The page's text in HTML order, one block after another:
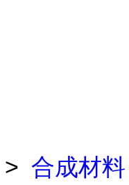
> 合成材料